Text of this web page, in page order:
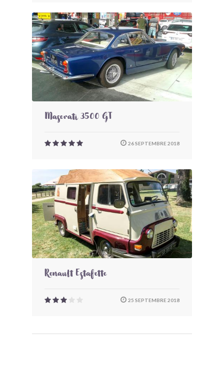
Maserati 3500 GT
26 SEPTEMBRE 2018
Renault Estafette
25 SEPTEMBRE 2018